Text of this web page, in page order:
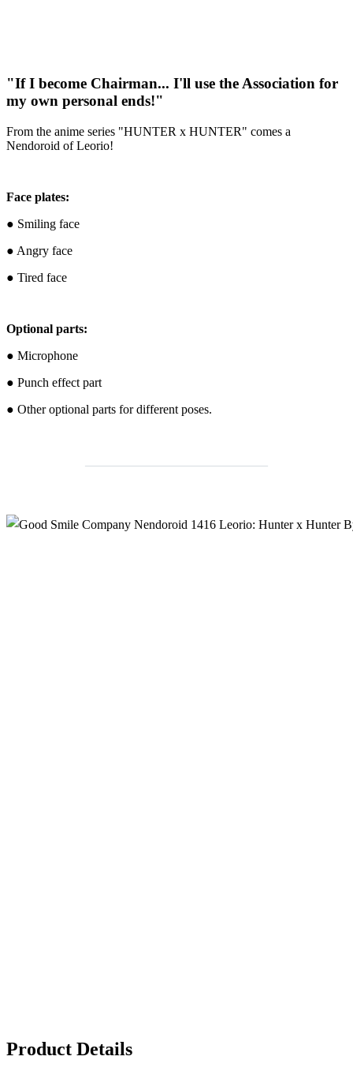
"If I become Chairman... I'll use the Association for
my own personal ends!"
From the anime series "HUNTER x HUNTER" comes a
Nendoroid of Leorio!
Face plates:
● Smiling face
● Angry face
● Tired face
Optional parts:
● Microphone
● Punch effect part
● Other optional parts for different poses.
Product Details